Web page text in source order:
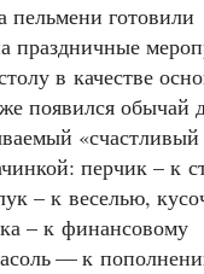
пельмени готовили
праздничные
в качестве
появился обычай
перчик – к
– к веселью,
– к финансовому
— к